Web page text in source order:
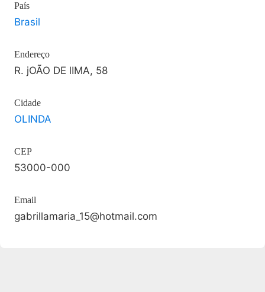
País
Brasil
Endereço
R. jOÃO DE lIMA, 58
Cidade
OLINDA
CEP
53000-000
Email
gabrillamaria_15@hotmail.com